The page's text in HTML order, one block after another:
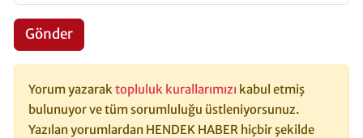
Gönder
Yorum yazarak topluluk kurallarımızı kabul etmiş
bulunuyor ve tüm sorumluluğu üstleniyorsunuz.
Yazılan yorumlardan HENDEK HABER hiçbir şekilde